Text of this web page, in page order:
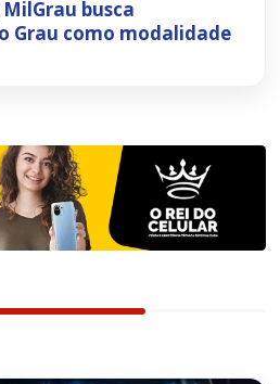
busca
Grau como modalidade